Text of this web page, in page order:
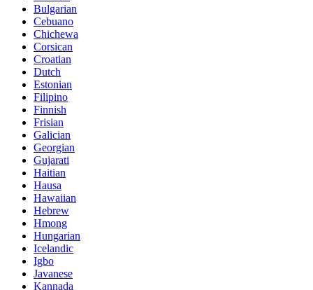
Bulgarian
Cebuano
Chichewa
Corsican
Croatian
Dutch
Estonian
Filipino
Finnish
Frisian
Galician
Georgian
Gujarati
Haitian
Hausa
Hawaiian
Hebrew
Hmong
Hungarian
Icelandic
Igbo
Javanese
Kannada